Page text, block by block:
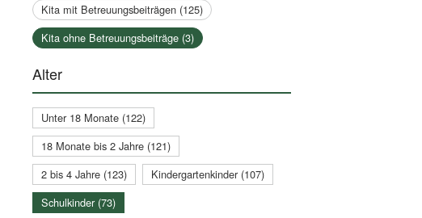
Kita mit Betreuungsbeiträgen (125)
Kita ohne Betreuungsbeiträge (3)
Alter
Unter 18 Monate (122)
18 Monate bis 2 Jahre (121)
2 bis 4 Jahre (123)
Kindergartenkinder (107)
Schulkinder (73)